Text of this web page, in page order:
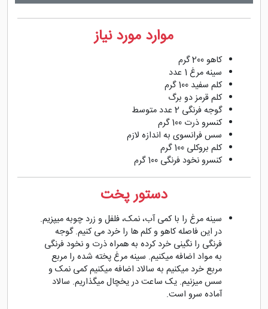
موارد مورد نیاز
کاهو 200 گرم
سینه مرغ 1 عدد
کلم سفید 100 گرم
کلم قرمز دو برگ
گوجه فرنگی 2 عدد متوسط
کنسرو ذرت 100 گرم
سس فرانسوی به اندازه لازم
کلم بروکلی 100 گرم
کنسرو نخود فرنگی 100 گرم
دستور پخت
سینه مرغ را با کمی آب، نمک، فلفل و زرد چوبه میپزیم.
در این فاصله کاهو و کلم ها را خرد می کنیم. گوجه
فرنگی را نگینی خرد کرده به همراه ذرت و نخود فرنگی
به مواد اضافه میکنیم. سینه مرغ پخته شده را مربع
مربع خرد میکنیم به سالاد اضافه میکنیم کمی نمک و
سس میزنیم. یک ساعت در یخچال میگذاریم. سالاد
آماده سرو است.